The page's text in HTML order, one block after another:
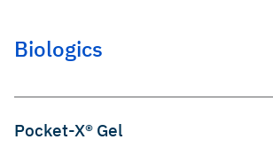
Biologics
Pocket-X® Gel